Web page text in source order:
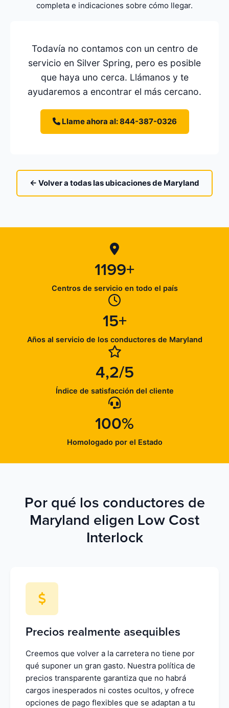
completa e indicaciones sobre cómo llegar.
Todavía no contamos con un centro de
servicio en Silver Spring, pero es posible
que haya uno cerca. Llámanos y te
ayudaremos a encontrar el más cercano.
Llame ahora al: 844-387-0326
← Volver a todas las ubicaciones de Maryland
1199+
Centros de servicio en todo el país
15+
Años al servicio de los conductores de Maryland
4,2/5
Índice de satisfacción del cliente
100%
Homologado por el Estado
Por qué los conductores de
Maryland eligen Low Cost
Interlock
Precios realmente asequibles
Creemos que volver a la carretera no tiene por
qué suponer un gran gasto. Nuestra política de
precios transparente garantiza que no habrá
cargos inesperados ni costes ocultos, y ofrece
opciones de pago flexibles que se adaptan a tu